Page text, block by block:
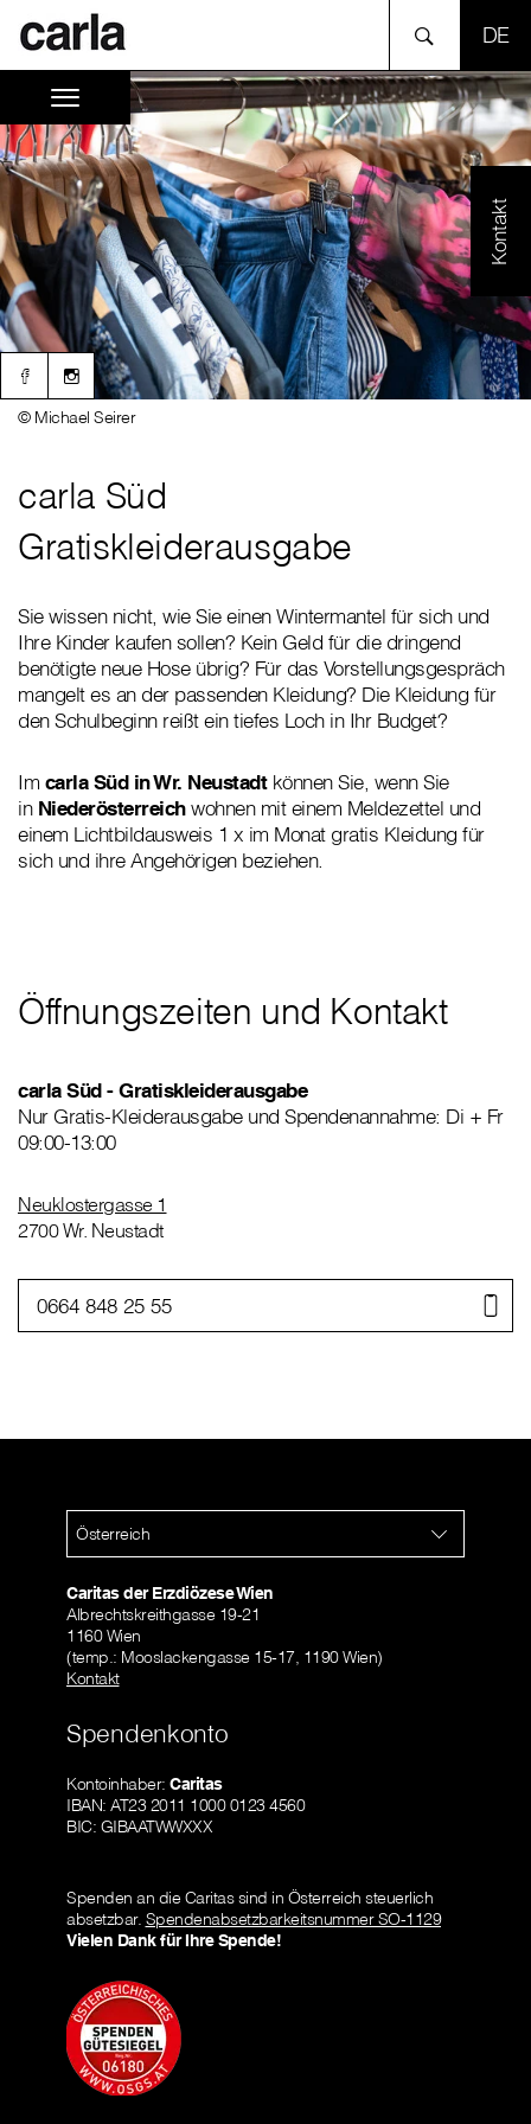
Kontakt
carla Süd
© Michael Seirer
Gratiskleiderausgabe
Sie wissen nicht, wie Sie einen Wintermantel für sich und
Ihre Kinder kaufen sollen? Kein Geld für die dringend
benötigte neue Hose übrig? Für das Vorstellungsgespräch
mangelt es an der passenden Kleidung? Die Kleidung für
den Schulbeginn reißt ein tiefes Loch in Ihr Budget?
Im carla Süd in Wr. Neustadtkönnen Sie, wenn Sie
in Niederösterreichwohnen mit einem Meldezettel und
einem Lichtbildausweis 1 x im Monat gratis Kleidung für
sich und ihre Angehörigen beziehen.
Öffnungszeiten und Kontakt
carla Süd - Gratiskleiderausgabe
Nur Gratis-Kleiderausgabe und Spendenannahme: Di + Fr
09:00-13:00
Neuklostergasse 1
2700 Wr. Neustadt
0664 848 25 55
Österreich
Caritas der Erzdiözese Wien
Albrechtskreithgasse 19-21
1160 Wien
(temp.: Mooslackengasse 15-17, 1190 Wien)
Kontakt
Spendenkonto
Kontoinhaber: Caritas
IBAN: AT23 2011 1000 0123 4560
BIC: GIBAATWWXXX
Spenden an die Caritas sind in Österreich steuerlich
absetzbar. Spendenabsetzbarkeitsnummer SO-1129
Vielen Dank für Ihre Spende!